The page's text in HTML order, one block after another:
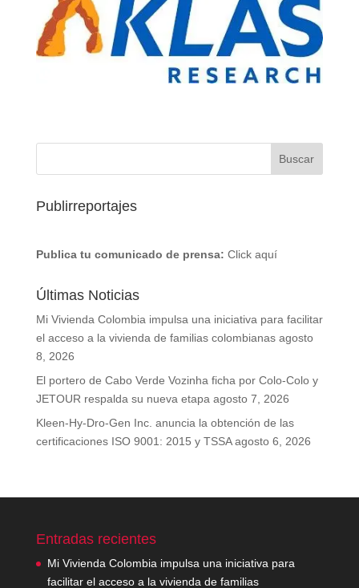
Publirreportajes
Publica tu comunicado de prensa: Click aquí
Últimas Noticias
Mi Vivienda Colombia impulsa una iniciativa para facilitar
el acceso a la vivienda de familias colombianas agosto
8, 2026
El portero de Cabo Verde Vozinha ficha por Colo-Colo y
JETOUR respalda su nueva etapa agosto 7, 2026
Kleen-Hy-Dro-Gen Inc. anuncia la obtención de las
certificaciones ISO 9001: 2015 y TSSA agosto 6, 2026
Entradas recientes
Mi Vivienda Colombia impulsa una iniciativa para
facilitar el acceso a la vivienda de familias